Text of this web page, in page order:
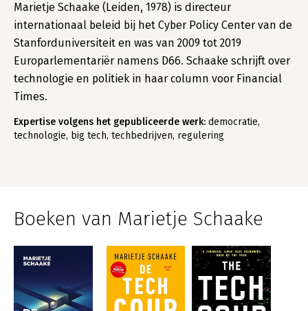
Marietje Schaake (Leiden, 1978) is directeur
internationaal beleid bij het Cyber Policy Center van de
Stanforduniversiteit en was van 2009 tot 2019
Europarlementariër namens D66. Schaake schrijft over
technologie en politiek in haar column voor Financial
Times.
Expertise volgens het gepubliceerde werk: democratie,
technologie, big tech, techbedrijven, regulering
Boeken van Marietje Schaake